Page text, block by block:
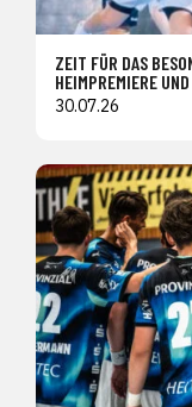
ZEIT FÜR DAS
HEIMPREMIERE
30.07.26